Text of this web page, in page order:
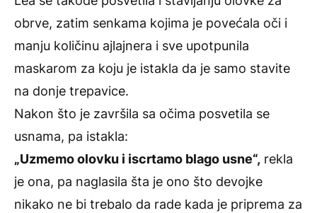
obrve, zatim senkama kojima je povećala oči i
manju količinu ajlajnera i sve upotpunila
maskarom za koju je istakla da je samo stavite
na donje trepavice.
Nakon što je završila sa očima posvetila se
usnama, pa istakla:
„Uzmemo olovku i iscrtamo blago usne“, rekla
je ona, pa naglasila šta je ono što devojke
nikako ne bi trebalo da rade kada je priprema za